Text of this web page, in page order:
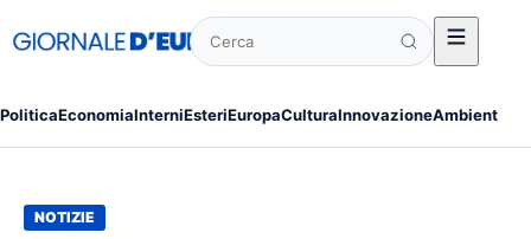
PoliticaEconomiaInterniEsteriEuropaCulturaInnovazioneAmbiente
Cerca
NOTIZIE